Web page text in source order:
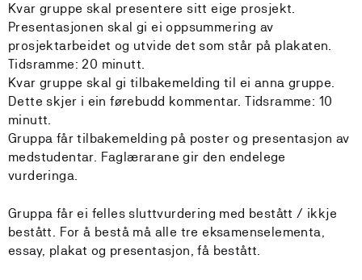
Kvar gruppe skal presentere sitt eige prosjekt.
Presentasjonen skal gi ei oppsummering av
prosjektarbeidet og utvide det som står på plakaten.
Tidsramme: 20 minutt.
Kvar gruppe skal gi tilbakemelding til ei anna gruppe.
Dette skjer i ein førebudd kommentar. Tidsramme: 10
minutt.
Gruppa får tilbakemelding på poster og presentasjon av
medstudentar. Faglærarane gir den endelege
vurderinga.
Gruppa får ei felles sluttvurdering med bestått / ikkje
bestått. For å bestå må alle tre eksamenselementa,
essay, plakat og presentasjon, få bestått.